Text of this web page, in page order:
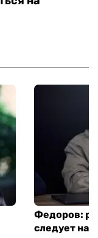
Федоров:
следует